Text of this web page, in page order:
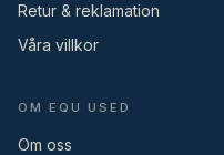
Retur & reklamation
Våra villkor
OM EQU USED
Om oss